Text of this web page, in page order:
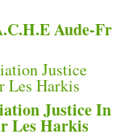
Aude-Fr
Justice In
Les Harkis